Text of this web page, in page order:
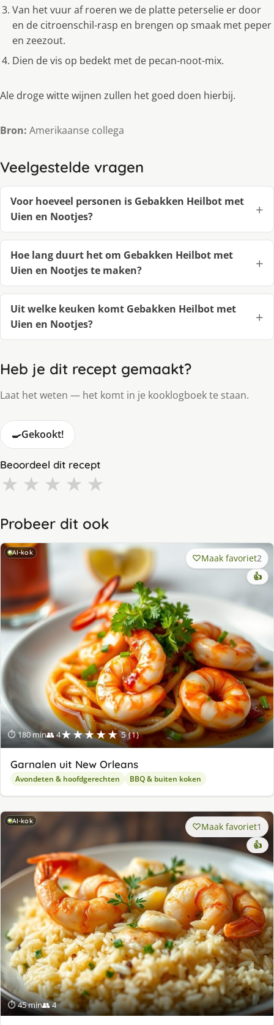
Van het vuur af roeren we de platte peterselie er door
en de citroenschil-rasp en brengen op smaak met peper
en zeezout.
Dien de vis op bedekt met de pecan-noot-mix.
Ale droge witte wijnen zullen het goed doen hierbij.
Bron: Amerikaanse collega
Veelgestelde vragen
Voor hoeveel personen is Gebakken Heilbot met
Uien en Nootjes?
Hoe lang duurt het om Gebakken Heilbot met
Uien en Nootjes te maken?
Uit welke keuken komt Gebakken Heilbot met
Uien en Nootjes?
Heb je dit recept gemaakt?
Laat het weten — het komt in je kooklogboek te staan.
🍳Gekookt!
Beoordeel dit recept
★ ★ ★ ★ ★
Probeer dit ook
AI-kok
⏱ 180 min👥 4★★★★★ 5 (1)
Maak favoriet2
👍
Garnalen uit New Orleans
Avondeten & hoofdgerechten BBQ & buiten koken
AI-kok
⏱ 45 min👥 4
Maak favoriet1
👍